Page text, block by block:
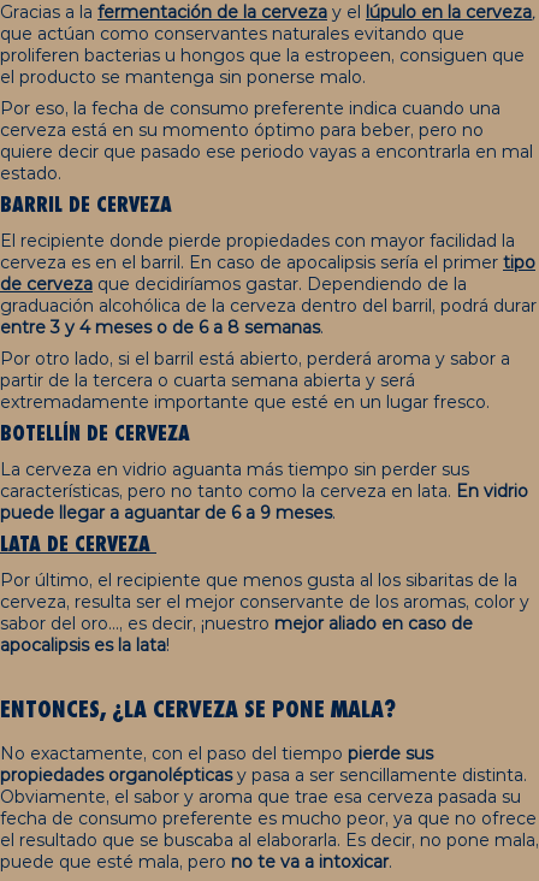
Gracias a la fermentación de la cerveza y el lúpulo en la cerveza,
que actúan como conservantes naturales evitando que
proliferen bacterias u hongos que la estropeen, consiguen que
el producto se mantenga sin ponerse malo.
Por eso, la fecha de consumo preferente indica cuando una
cerveza está en su momento óptimo para beber, pero no
quiere decir que pasado ese periodo vayas a encontrarla en mal
estado.
BARRIL DE CERVEZA
El recipiente donde pierde propiedades con mayor facilidad la
cerveza es en el barril. En caso de apocalipsis sería el primer tipo
de cerveza que decidiríamos gastar. Dependiendo de la
graduación alcohólica de la cerveza dentro del barril, podrá durar
entre 3 y 4 meses o de 6 a 8 semanas.
Por otro lado, si el barril está abierto, perderá aroma y sabor a
partir de la tercera o cuarta semana abierta y será
extremadamente importante que esté en un lugar fresco.
BOTELLÍN DE CERVEZA
La cerveza en vidrio aguanta más tiempo sin perder sus
características, pero no tanto como la cerveza en lata. En vidrio
puede llegar a aguantar de 6 a 9 meses.
LATA DE CERVEZA
Por último, el recipiente que menos gusta al los sibaritas de la
cerveza, resulta ser el mejor conservante de los aromas, color y
sabor del oro..., es decir, ¡nuestro mejor aliado en caso de
apocalipsis es la lata!
ENTONCES, ¿LA CERVEZA SE PONE MALA?
No exactamente, con el paso del tiempo pierde sus
propiedades organolépticasy pasa a ser sencillamente distinta.
Obviamente, el sabor y aroma que trae esa cerveza pasada su
fecha de consumo preferente es mucho peor, ya que no ofrece
el resultado que se buscaba al elaborarla. Es decir, no pone mala,
puede que esté mala, pero no te va a intoxicar.